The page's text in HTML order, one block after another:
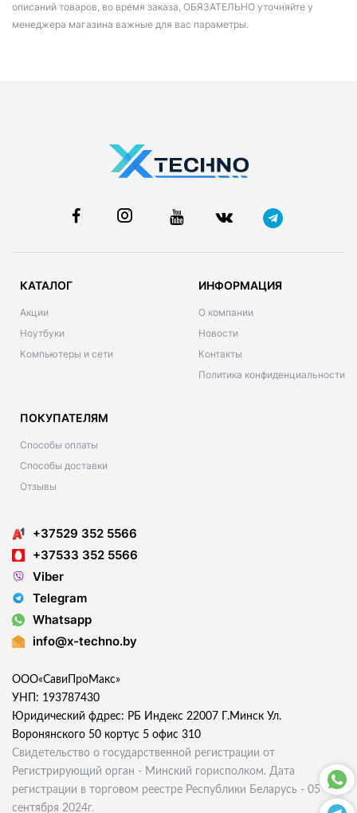
описаний товаров, во время заказа, ОБЯЗАТЕЛЬНО уточняйте у
менеджера магазина важные для вас параметры.
КАТАЛОГ
Акции
Ноутбуки
Компьютеры и сети
ИНФОРМАЦИЯ
О компании
Новости
Контакты
Политика конфиденциальности
ПОКУПАТЕЛЯМ
Способы оплаты
Способы доставки
Отзывы
+37529 352 5566
+37533 352 5566
Viber
Telegram
Whatsapp
info@x-techno.by
ООО«СавиПроМакс»
УНП: 193787430
Юридический фдрес: РБ Индекс 22007 Г.Минск Ул.
Воронянского 50 кортус 5 офис 310
Свидетельство о государственной регистрации от
Регистрирующий орган - Минский горисполком. Дата
регистрации в торговом реестре Республики Беларусь - 05
сентября 2024г.